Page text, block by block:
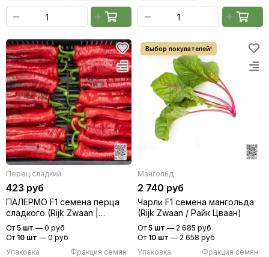
Перец сладкий
423 руб
ПАЛЕРМО F1 семена перца
сладкого (Rijk Zwaan |
Alexagro)
От 5 шт — 0 руб
От 10 шт — 0 руб
Упаковка
Фракция семян
Мангольд
2 740 руб
Чарли F1 семена мангольда
(Rijk Zwaan / Райк Цваан)
От 5 шт — 2 685 руб
От 10 шт — 2 658 руб
Упаковка
Фракция семян